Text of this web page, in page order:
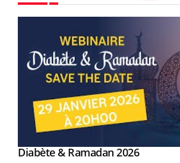
Youtube
Diabète & Ramadan 2026Youtube